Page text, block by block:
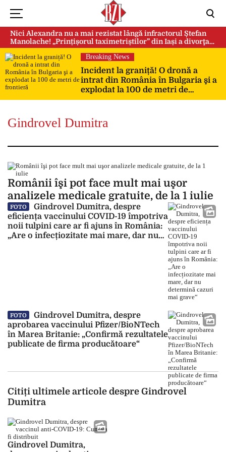
Nici Alexandra nu a mai rezistat lângă infractorul Ștefan
Manolache! „Prințișorul taximetriștilor” din Iași a divorţat
după doi ani de căsnicie
Breaking News
Incident la graniță! O dronă a
intrat din România în Bulgaria şi a
explodat la 100 de metri de
frontieră
Gindrovel Dumitra
Românii îşi pot face mult mai uşor
analizele medicale gratuite, de la 1 iulie
FOTO
Gindrovel Dumitra, despre
eficiența vaccinului COVID-19 împotriva
noii tulpini care ar fi ajuns în România:
„Are o infecțiozitate mai mare, dar nu
FOTO
Gindrovel Dumitra, despre
aprobarea vaccinului Pfizer/BioNTech
în Marea Britanie: „Confirmă rezultatele
publicate de firma producătoare“
Citiți ultimele articole despre Gindrovel
Dumitra
Gindrovel Dumitra,